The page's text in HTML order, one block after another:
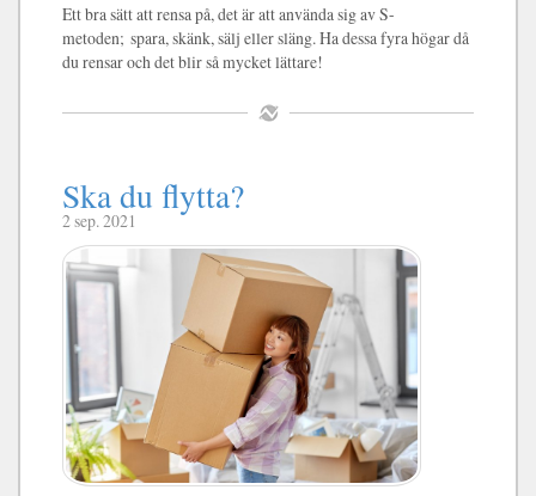
Ett bra sätt att rensa på, det är att använda sig av S-
metoden; spara, skänk, sälj eller släng. Ha dessa fyra högar då
du rensar och det blir så mycket lättare!
Ska du flytta?
2 sep. 2021